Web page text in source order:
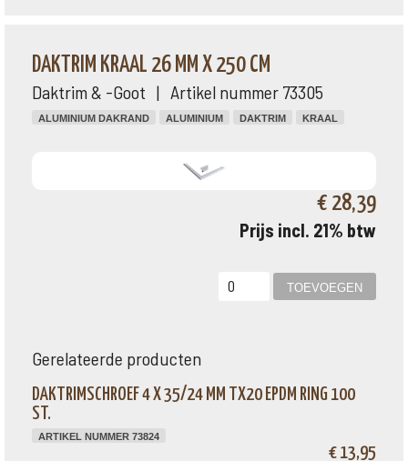
DAKTRIM KRAAL 26 MM X 250 CM
Daktrim & -Goot | Artikel nummer 73305
ALUMINIUM DAKRAND ALUMINIUM DAKTRIM KRAAL
€ 28,39
Prijs incl. 21% btw
Gerelateerde producten
DAKTRIMSCHROEF 4 X 35/24 MM TX20 EPDM RING 100
ST.
ARTIKEL NUMMER 73824
€ 13,95